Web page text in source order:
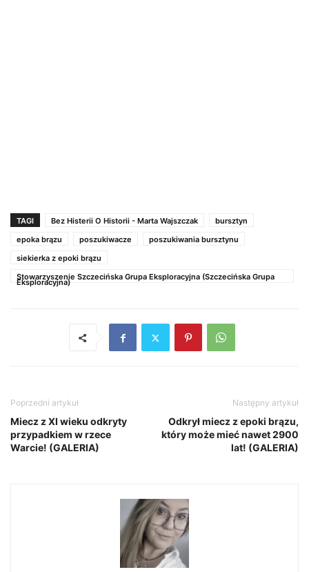
TAGI Bez Histerii O Historii - Marta Wajszczak
bursztyn
epoka brązu
poszukiwacze
poszukiwania bursztynu
siekierka z epoki brązu
Stowarzyszenie Szczecińska Grupa Eksploracyjna (Szczecińska Grupa
Eksploracyjna)
Poprzedni artykuł
Miecz z XI wieku odkryty
przypadkiem w rzece
Warcie! (GALERIA)
Następny artykuł
Odkrył miecz z epoki brązu,
który może mieć nawet 2900
lat! (GALERIA)